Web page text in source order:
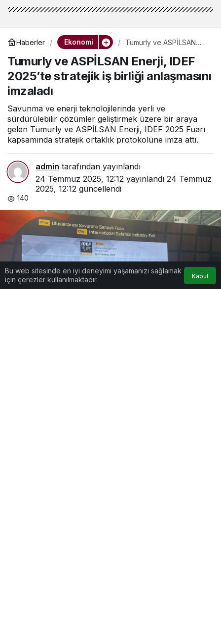
Haberler Ekonomi
Tumurly ve ASPİLSAN
stratejik iş birliği
anlaşmasını imzaladı
Tumurly ve ASPİLSAN Enerji, IDEF
2025’te stratejik iş birliği anlaşmasını
imzaladı
Savunma ve enerji teknolojilerinde yerli ve
sürdürülebilir çözümler geliştirmek üzere bir araya
gelen Tumurly ve ASPİLSAN Enerji, IDEF 2025 Fuarı
kapsamında stratejik ortaklık protokolüne imza attı.
admin tarafından yayınlandı
24 Temmuz 2025, 12:12 yayınlandı 24 Temmuz
2025, 12:12 güncellendi
140
Bu web sitesinde en iyi deneyimi yaşamanızı sağlamak
için çerezler kullanılmaktadır.
Kabul